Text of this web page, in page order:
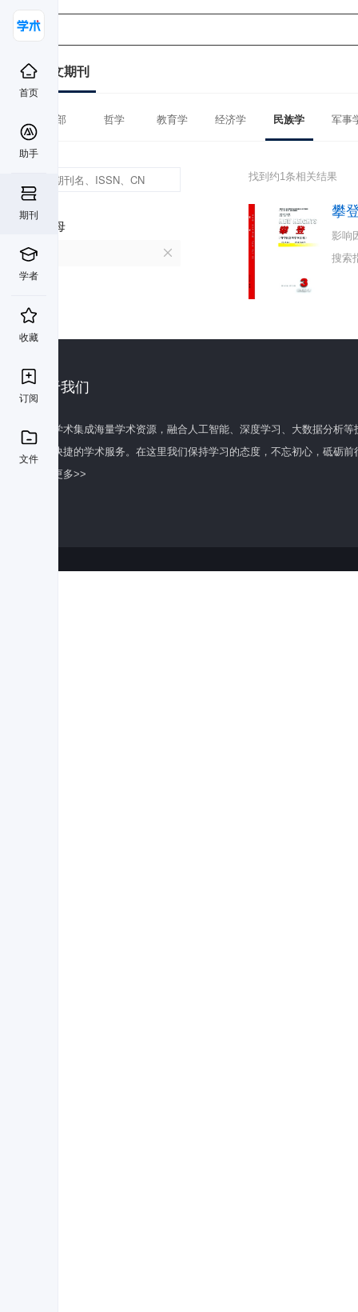
首页
助手
期刊
学者
收藏
订阅
文件
中文期刊
全部 哲学 教育学 经济学 民族学 军事
首字母
P
找到约1条相关结果
攀
影响
搜索
关于我们
百度学术集成海量学术资源，融合人工智能、深度学习、大数据分析
全面快捷的学术服务。在这里我们保持学习的态度，不忘初心，砥砺前
了解更多>>